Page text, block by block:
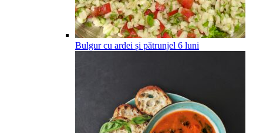
Bulgur cu ardei și pătrunjel 6 luni